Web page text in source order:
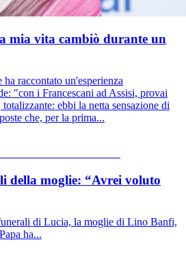
mia vita cambiò durante un
raccontato un'esperienza
"con i Francescani ad Assisi, provai
ebbi la netta sensazione di
che, per la prima...
della moglie: “Avrei voluto
di Lucia, la moglie di Lino Banfi,
ha...